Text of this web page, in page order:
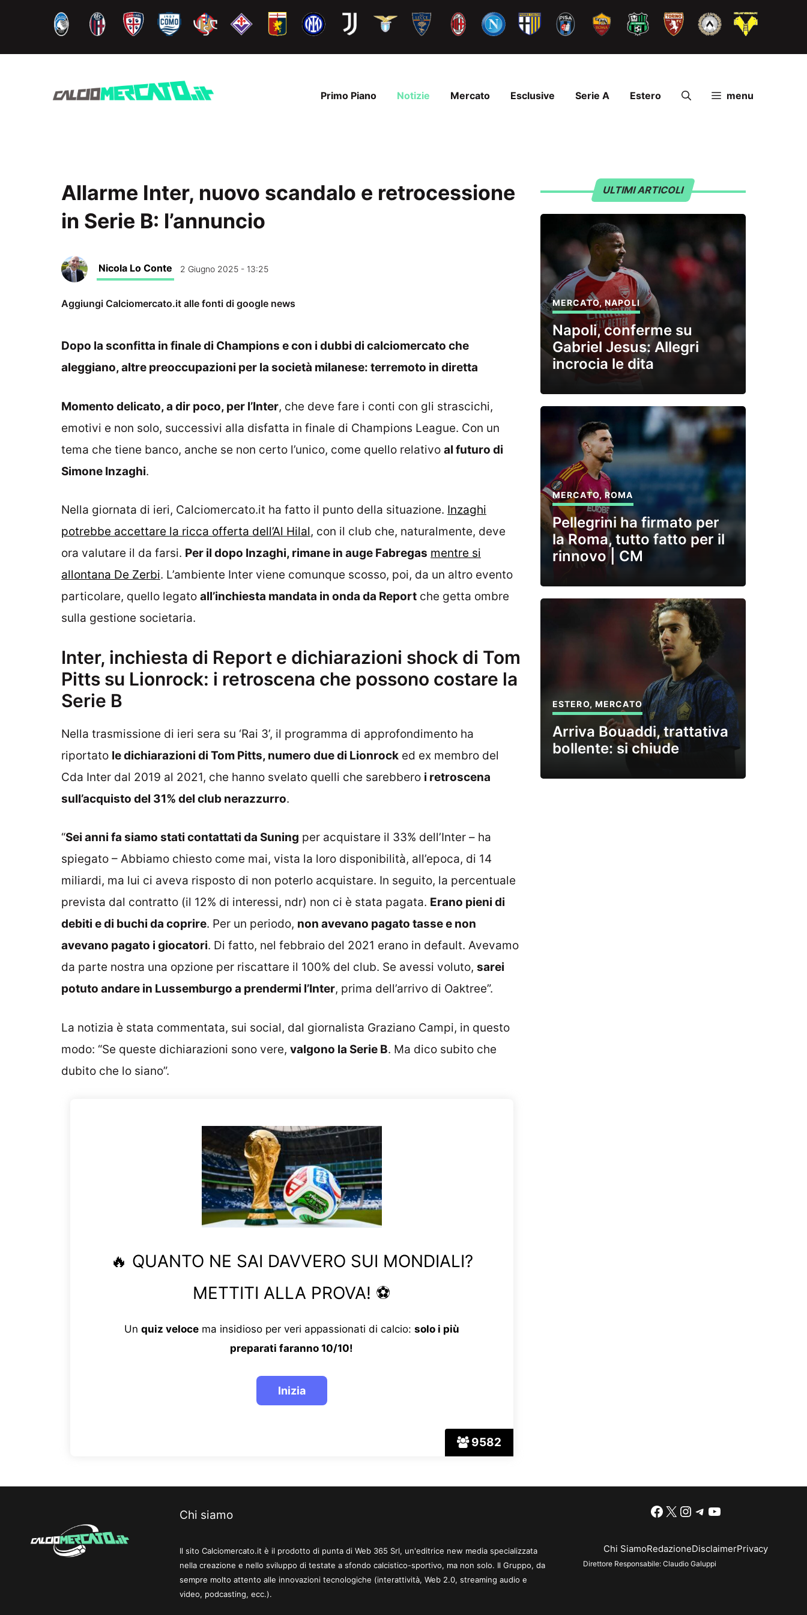
contenuto
Primo Piano Notizie Mercato Esclusive Serie A Estero menu
Allarme Inter, nuovo scandalo e retrocessione
in Serie B: l’annuncio
Nicola Lo Conte 2 Giugno 2025 - 13:25
Aggiungi Calciomercato.it alle fonti di google news
Dopo la sconfitta in finale di Champions e con i dubbi di calciomercato che
aleggiano, altre preoccupazioni per la società milanese: terremoto in diretta
Momento delicato, a dir poco, per l’Inter, che deve fare i conti con gli strascichi,
emotivi e non solo, successivi alla disfatta in finale di Champions League. Con un
tema che tiene banco, anche se non certo l’unico, come quello relativo al futuro di
Simone Inzaghi.
Nella giornata di ieri, Calciomercato.it ha fatto il punto della situazione. Inzaghi
potrebbe accettare la ricca offerta dell’Al Hilal, con il club che, naturalmente, deve
ora valutare il da farsi. Per il dopo Inzaghi, rimane in auge Fabregas mentre si
allontana De Zerbi. L’ambiente Inter viene comunque scosso, poi, da un altro evento
particolare, quello legato all’inchiesta mandata in onda da Report che getta ombre
sulla gestione societaria.
Inter, inchiesta di Report e dichiarazioni shock di Tom
Pitts su Lionrock: i retroscena che possono costare la
Serie B
Nella trasmissione di ieri sera su ‘Rai 3’, il programma di approfondimento ha
riportato le dichiarazioni di Tom Pitts, numero due di Lionrock ed ex membro del
Cda Inter dal 2019 al 2021, che hanno svelato quelli che sarebbero i retroscena
sull’acquisto del 31% del club nerazzurro.
“Sei anni fa siamo stati contattati da Suning per acquistare il 33% dell’Inter – ha
spiegato – Abbiamo chiesto come mai, vista la loro disponibilità, all’epoca, di 14
miliardi, ma lui ci aveva risposto di non poterlo acquistare. In seguito, la percentuale
prevista dal contratto (il 12% di interessi, ndr) non ci è stata pagata. Erano pieni di
debiti e di buchi da coprire. Per un periodo, non avevano pagato tasse e non
avevano pagato i giocatori. Di fatto, nel febbraio del 2021 erano in default. Avevamo
da parte nostra una opzione per riscattare il 100% del club. Se avessi voluto, sarei
potuto andare in Lussemburgo a prendermi l’Inter, prima dell’arrivo di Oaktree”.
La notizia è stata commentata, sui social, dal giornalista Graziano Campi, in questo
modo: “Se queste dichiarazioni sono vere, valgono la Serie B. Ma dico subito che
dubito che lo siano”.
9582
🔥 QUANTO NE SAI DAVVERO SUI MONDIALI?
METTITI ALLA PROVA! ⚽
Un quiz velocema insidioso per veri appassionati di calcio: solo i più
preparati faranno 10/10!
ULTIMI ARTICOLI
MERCATO,NAPOLI
Napoli, conferme su
Gabriel Jesus: Allegri
incrocia le dita
MERCATO,ROMA
Pellegrini ha firmato per
la Roma, tutto fatto per il
rinnovo | CM
ESTERO, MERCATO
Arriva Bouaddi, trattativa
bollente: si chiude
Chi siamo
Il sito Calciomercato.it è il prodotto di punta di Web 365 Srl, un'editrice new media specializzata
nella creazione e nello sviluppo di testate a sfondo calcistico-sportivo, ma non solo. Il Gruppo, da
sempre molto attento alle innovazioni tecnologiche (interattività, Web 2.0, streaming audio e
video, podcasting, ecc.).
Facebook
X Instagram
Telegram
YouTube
Chi SiamoRedazioneDisclaimerPrivacy
Direttore Responsabile: Claudio Galuppi